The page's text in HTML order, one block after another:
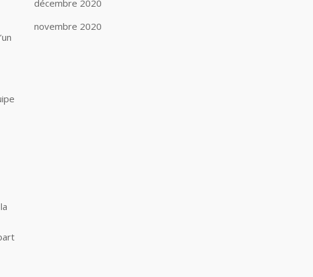
décembre 2020
novembre 2020